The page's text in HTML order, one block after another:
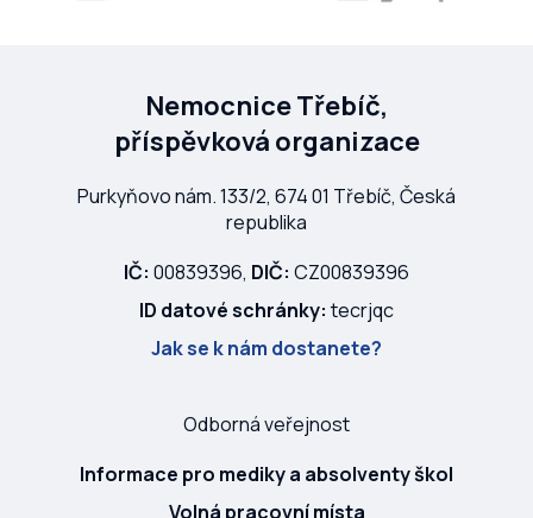
Nemocnice Třebíč,
příspěvková organizace
Purkyňovo nám. 133/2, 674 01 Třebíč, Česká
republika
IČ: 00839396, DIČ: CZ00839396
ID datové schránky: tecrjqc
Jak se k nám dostanete?
Odborná veřejnost
Informace pro mediky a absolventy škol
Volná pracovní místa